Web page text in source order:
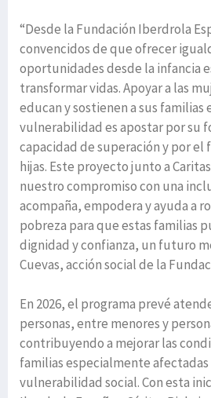
“Desde la Fundación Iberdrola
convencidos de que ofrecer
oportunidades desde la infancia
transformar vidas. Apoyar a las
educan y sostienen a sus familias
vulnerabilidad es apostar por su
capacidad de superación y por el
hijas. Este proyecto junto a
nuestro compromiso con una
acompaña, empodera y ayuda a
pobreza para que estas familias
dignidad y confianza, un futuro
Cuevas, acción social de la
En 2026, el programa prevé
personas, entre menores y
contribuyendo a mejorar las
familias especialmente
vulnerabilidad social. Con esta